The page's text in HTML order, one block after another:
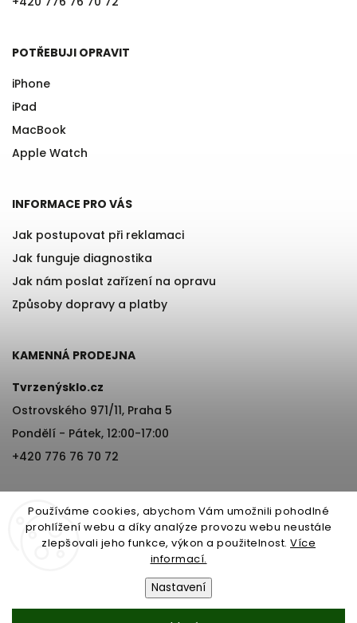
Používáme cookies, abychom Vám umožnili pohodlné
prohlížení webu a díky analýze provozu webu neustále
zlepšovali jeho funkce, výkon a použitelnost. Více
informací.
Nastavení
POTŘEBUJI OPRAVIT
iPhone
iPad
MacBook
Apple Watch
INFORMACE PRO VÁS
Jak postupovat při reklamaci
Jak funguje diagnostika
Jak nám poslat zařízení na opravu
Způsoby dopravy a platby
KAMENNÁ PRODEJNA
Tvrzenýsklo.cz
Ostrovského 971/11, Praha 5
Pondělí - Pátek, 12:00-17:00
+420 776 76 70 72
Shoptet| Design